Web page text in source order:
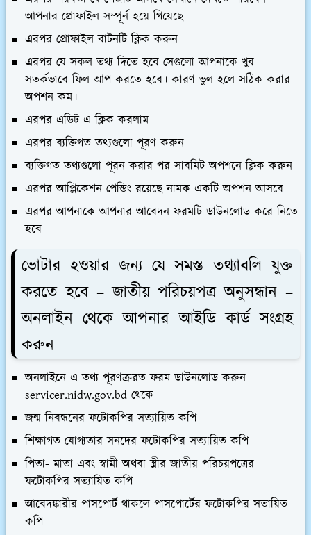
আপনার প্রোফাইল সম্পূর্ন হয়ে গিয়েছে
এরপর প্রোফাইল বাটনটি ক্লিক করুন
এরপর যে সকল তথ্য দিতে হবে সেগুলো আপনাকে খুব
সতর্কভাবে ফিল আপ করতে হবে। কারণ ভুল হলে সঠিক করার
অপশন কম।
এরপর এডিট এ ক্লিক করলাম
এরপর ব্যক্তিগত তথ্যগুলো পূরণ করুন
ব্যক্তিগত তথ্যগুলো পূরন করার পর সাবমিট অপশনে ক্লিক করুন
এরপর আপ্লিকেশন পেন্ডিং রয়েছে নামক একটি অপশন আসবে
এরপর আপনাকে আপনার আবেদন ফরমটি ডাউনলোড করে নিতে
হবে
ভোটার হওয়ার জন্য যে সমস্ত তথ্যাবলি যুক্ত
করতে হবে – জাতীয় পরিচয়পত্র অনুসন্ধান –
অনলাইন থেকে আপনার আইডি কার্ড সংগ্রহ
করুন
অনলাইনে এ তথ্য পূরণক্ররত ফরম ডাউনলোড করুন
servicer.nidw.gov.bd থেকে
জন্ম নিবন্ধনের ফটোকপির সত্যায়িত কপি
শিক্ষাগত যোগ্যতার সনদের ফটোকপির সত্যায়িত কপি
পিতা- মাতা এবং স্বামী অথবা স্ত্রীর জাতীয় পরিচয়পত্রের
ফটোকপির সত্যায়িত কপি
আবেদঙ্কারীর পাসপোর্ট থাকলে পাসপোর্টের ফটোকপির সতায়িত
কপি